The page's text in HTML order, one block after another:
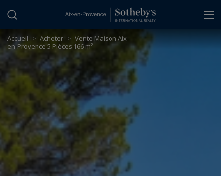
Accueil > Acheter > Vente Maison Aix-
en-Provence 5 Pièces 166 m²